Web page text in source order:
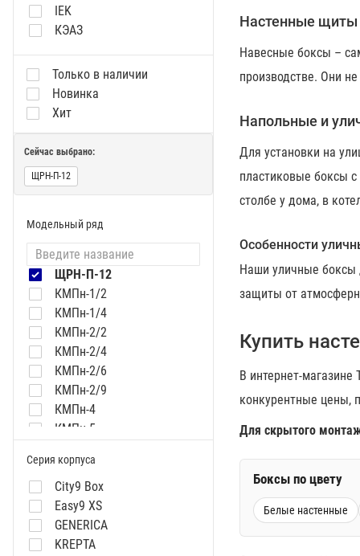
IEK
КЭАЗ
GENERICA
Systeme Electric
Только в наличии
Новинка
Хит
Сейчас выбрано:
ЩРН-П-12
Модельный ряд
ЩРН-П-12
КМПн-1/2
КМПн-1/4
КМПн-2/2
КМПн-2/4
КМПн-2/6
КМПн-2/9
КМПн-4
КМПн-5
КМПн-8
КМПн-9
КМПн-12
КМПн-16
КМПн-18
Серия корпуса
City9 Box
Easy9 XS
GENERICA
KREPTA
Настенные щиты
Навесные боксы –
производстве. Они
Напольные и
Для установки на
пластиковые боксы
столбе у дома, в
Особенности
Наши уличные боксы
защиты от
Купить
В интернет-
конкурентные цены,
Для скрытого
Боксы по цвету
Белые настенные